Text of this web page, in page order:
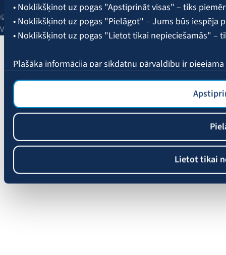
• Noklikšķinot uz pogas "Apstiprināt visas" – tiks
• Noklikšķinot uz pogas "Pielāgot" – Jums būs iespēja
• Noklikšķinot uz pogas "Lietot tikai nepieciešamās" –
Plašāka informācija par sīkdatņu pārvaldību ir pieejama
Lietot tikai
© 2026 AAS BALTA | Skanstes iela 25, Rīga, LV-1013, Latvija.
Vienotais reģ. Nr. 40003049409.